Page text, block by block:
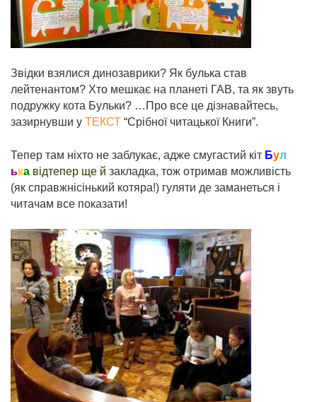
Звідки взялися динозаврики? Як булька став
лейтенантом? Хто мешкає на планеті ГАВ, та як звуть
подружку кота Бульки? …Про все це дізнавайтесь,
зазирнувши у ТЕКСТ “Срібної читацької Книги”.
Тепер там ніхто не заблукає, адже смугастий кіт Бул
ька відтепер ще й закладка, тож отримав можливість
(як справжнісінький котяра!) гуляти де заманеться і
читачам все показати!